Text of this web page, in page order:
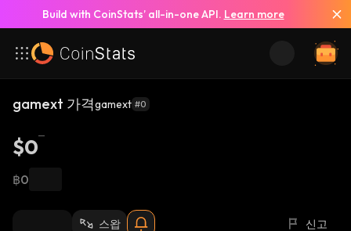
Build with CoinStats’ all-in-one API. Learn more
gamext 가격gamext #0
$0
฿0
스왑 신고